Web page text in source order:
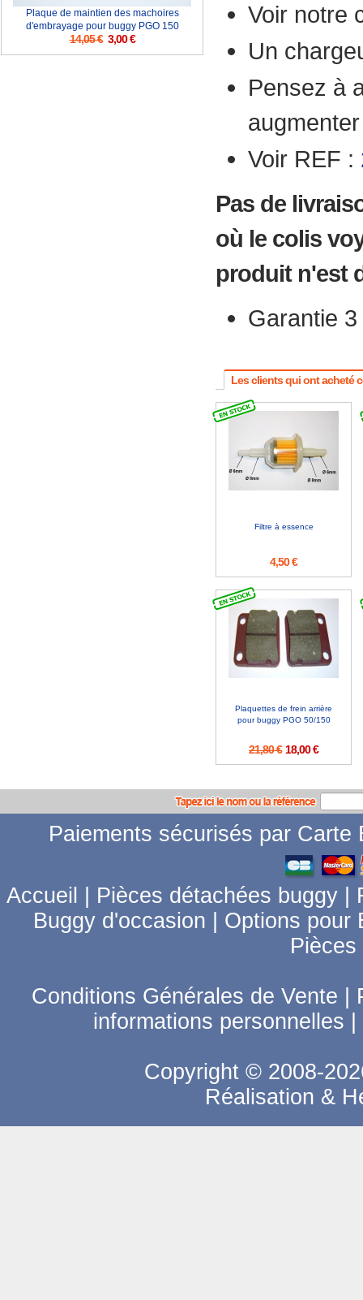
Plaque de maintien des machoires
d'embrayage pour buggy PGO 150
14,05 € 3,00 €
Voir notre
Un
Pensez à
Voir REF :
Pas de
où le colis
produit n'est
Garantie
Les clients qui ont acheté
Filtre à essence
4,50 €
Plaquettes de frein arrière
pour buggy PGO 50/150
21,80 € 18,00 €
Paiements sécurisés par
Accueil Pièces détachées buggy
Buggy d'occasion
Options pour
Pièces
Conditions Générales de Vente
informations personnelles
Copyright © 2008-
Réalisation &